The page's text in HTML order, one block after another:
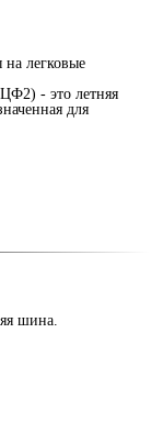
легковые
- это летняя
для
шина.